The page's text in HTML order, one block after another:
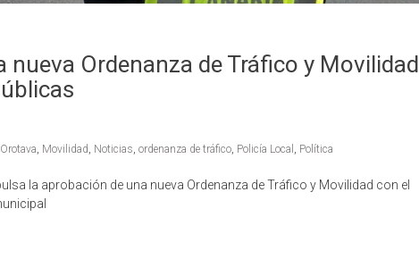
nueva Ordenanza de Tráfico y Movilidad
, Movilidad, Noticias, ordenanza de tráfico, Policía Local , Política
la aprobación de una nueva Ordenanza de Tráfico y Movilidad con el